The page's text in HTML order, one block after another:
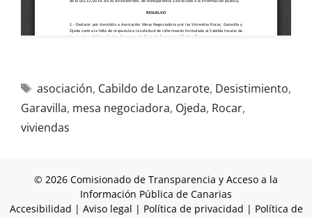
asociación, Cabildo de Lanzarote, Desistimiento,
Garavilla, mesa negociadora, Ojeda, Rocar,
viviendas
© 2026 Comisionado de Transparencia y Acceso a la
Información Pública de Canarias
Accesibilidad | Aviso legal | Política de privacidad | Política de